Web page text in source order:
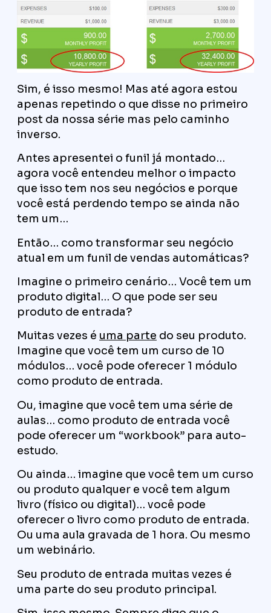
Sim, é isso mesmo! Mas até agora estou
apenas repetindo o que disse no primeiro
post da nossa série mas pelo caminho
inverso.
Antes apresentei o funil já montado…
agora você entendeu melhor o impacto
que isso tem nos seu negócios e porque
você está perdendo tempo se ainda não
tem um…
Então… como transformar seu negócio
atual em um funil de vendas automáticas?
Imagine o primeiro cenário… Você tem um
produto digital… O que pode ser seu
produto de entrada?
Muitas vezes é uma parte do seu produto.
Imagine que você tem um curso de 10
módulos… você pode oferecer 1 módulo
como produto de entrada.
Ou, imagine que você tem uma série de
aulas… como produto de entrada você
pode oferecer um “workbook” para auto-
estudo.
Ou ainda… imagine que você tem um curso
ou produto qualquer e você tem algum
livro (físico ou digital)… você pode
oferecer o livro como produto de entrada.
Ou uma aula gravada de 1 hora. Ou mesmo
um webinário.
Seu produto de entrada muitas vezes é
uma parte do seu produto principal.